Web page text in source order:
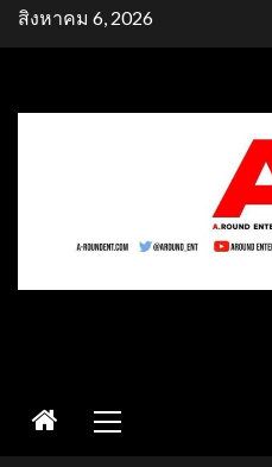
Skipสิงหาคม 6, 2026
Menu